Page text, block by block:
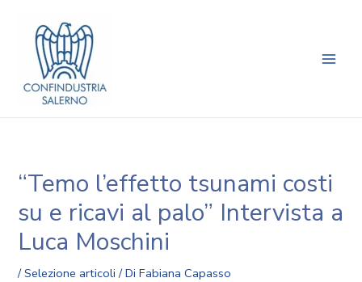
contenuto
“Temo l’effetto tsunami costi
su e ricavi al palo” Intervista a
Luca Moschini
/Selezione articoli / DiFabiana Capasso
articoli